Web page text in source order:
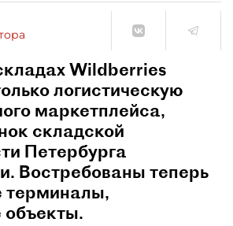
Wildberries
логистическую
маркетплейса,
складской
Петербурга
Востребованы теперь
терминалы,
объекты.